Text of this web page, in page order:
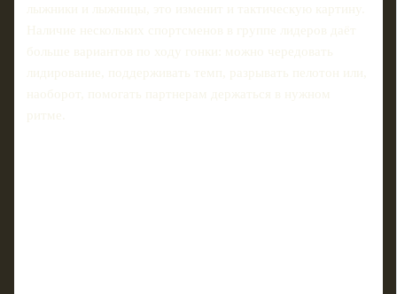
лыжники и лыжницы, это изменит и тактическую картину.
Наличие нескольких спортсменов в группе лидеров даёт
больше вариантов по ходу гонки: можно чередовать
лидирование, поддерживать темп, разрывать пелотон или,
наоборот, помогать партнерам держаться в нужном
ритме.